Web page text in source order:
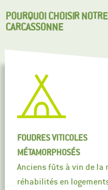
POURQUOI CHOISIR
CARCASSONNE
FOUDRES VITICOLES
MÉTAMORPHOSÉS
Anciens fûts à vin de la
réhabilités en